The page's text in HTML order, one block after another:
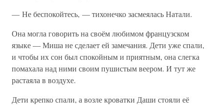
— Не беспокойтесь, — тихонечко засмеялась Натали.
Она могла говорить на своём любимом французском
языке — Миша не сделает ей замечания. Дети уже спали,
и чтобы их сон был спокойным и приятным, она слегка
помахала над ними своим пушистым веером. И тут же
растаяла в воздухе.
Дети крепко спали, а возле кроватки Даши стояли её